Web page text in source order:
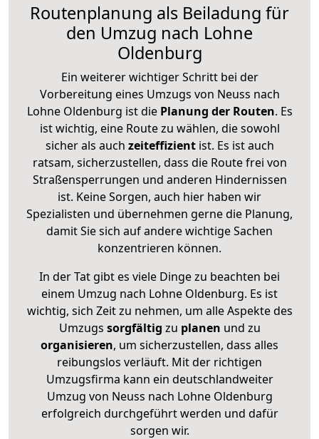
Routenplanung als Beiladung für
den Umzug nach Lohne
Oldenburg
Ein weiterer wichtiger Schritt bei der
Vorbereitung eines Umzugs von Neuss nach
Lohne Oldenburg ist diePlanung der Routen. Es
ist wichtig, eine Route zu wählen, die sowohl
sicher als auch zeiteffizientist. Es ist auch
ratsam, sicherzustellen, dass die Route frei von
Straßensperrungen und anderen Hindernissen
ist. Keine Sorgen, auch hier haben wir
Spezialisten und übernehmen gerne die Planung,
damit Sie sich auf andere wichtige Sachen
konzentrieren können.
In der Tat gibt es viele Dinge zu beachten bei
einem Umzug nach Lohne Oldenburg. Es ist
wichtig, sich Zeit zu nehmen, um alle Aspekte des
Umzugs sorgfältig zu planen und zu
organisieren, um sicherzustellen, dass alles
reibungslos verläuft. Mit der richtigen
Umzugsfirma kann ein deutschlandweiter
Umzug von Neuss nach Lohne Oldenburg
erfolgreich durchgeführt werden und dafür
sorgen wir.